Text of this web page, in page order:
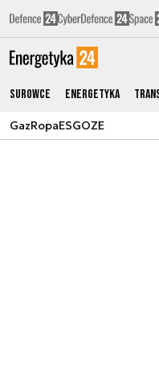
Surowce Energetyka
GazRopaESGOZE